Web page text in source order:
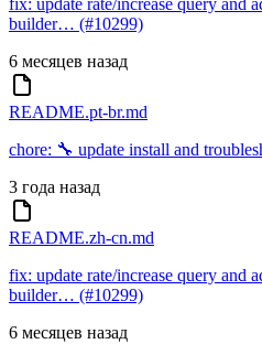
fix: update rate/increase query and
builder… (#10299)
6 месяцев назад
README.pt-br.md
chore: 🔧 update install and
3 года назад
README.zh-cn.md
fix: update rate/increase query and
builder… (#10299)
6 месяцев назад